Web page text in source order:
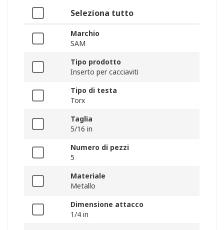
Seleziona tutto
Marchio
SAM
Tipo prodotto
Inserto per cacciaviti
Tipo di testa
Torx
Taglia
5/16 in
Numero di pezzi
5
Materiale
Metallo
Dimensione attacco
1/4 in